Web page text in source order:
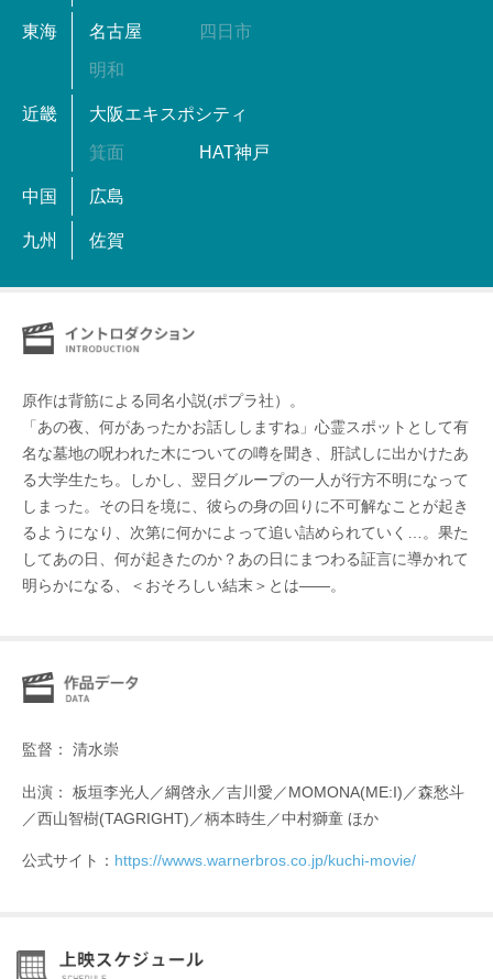
東海 名古屋 四日市
明和
近畿 大阪エキスポシティ
箕面 HAT神戸
中国 広島
九州 佐賀
原作は背筋による同名小説(ポプラ社）。
「あの夜、何があったかお話ししますね」心霊スポットとして有
名な墓地の呪われた木についての噂を聞き、肝試しに出かけたあ
る大学生たち。しかし、翌日グループの一人が行方不明になって
しまった。その日を境に、彼らの身の回りに不可解なことが起き
るようになり、次第に何かによって追い詰められていく…。果た
してあの日、何が起きたのか？あの日にまつわる証言に導かれて
明らかになる、＜おそろしい結末＞とは――。
監督： 清水崇
出演： 板垣李光人／綱啓永／吉川愛／MOMONA(ME:I)／森愁斗
／西山智樹(TAGRIGHT)／柄本時生／中村獅童 ほか
公式サイト： https://wwws.warnerbros.co.jp/kuchi-movie/